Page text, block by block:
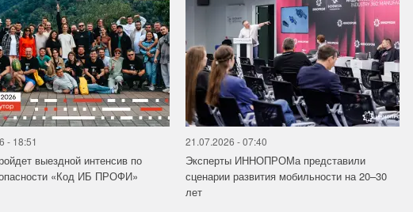
- 18:51
выездной интенсив по
«Код ИБ ПРОФИ»
21.07.2026 - 07:40
Эксперты ИННОПРОМа представили
сценарии развития мобильности на 20–30
лет